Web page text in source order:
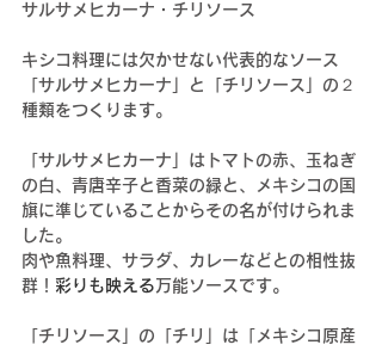
サルサメヒカーナ・チリソース
キシコ料理には欠かせない代表的なソース
「サルサメヒカーナ」と「チリソース」の２
種類をつくります。
「サルサメヒカーナ」は トマトの赤、玉ねぎ
の白、青唐辛子と香菜の緑と、メキシコの国
旗に準じていることからその名が付けられま
した。
肉や魚料理、サラダ、カレーなどとの相性抜
群！ 彩りも映える万能ソースです。
「チリソース」の「チリ」 は「メキシコ原産